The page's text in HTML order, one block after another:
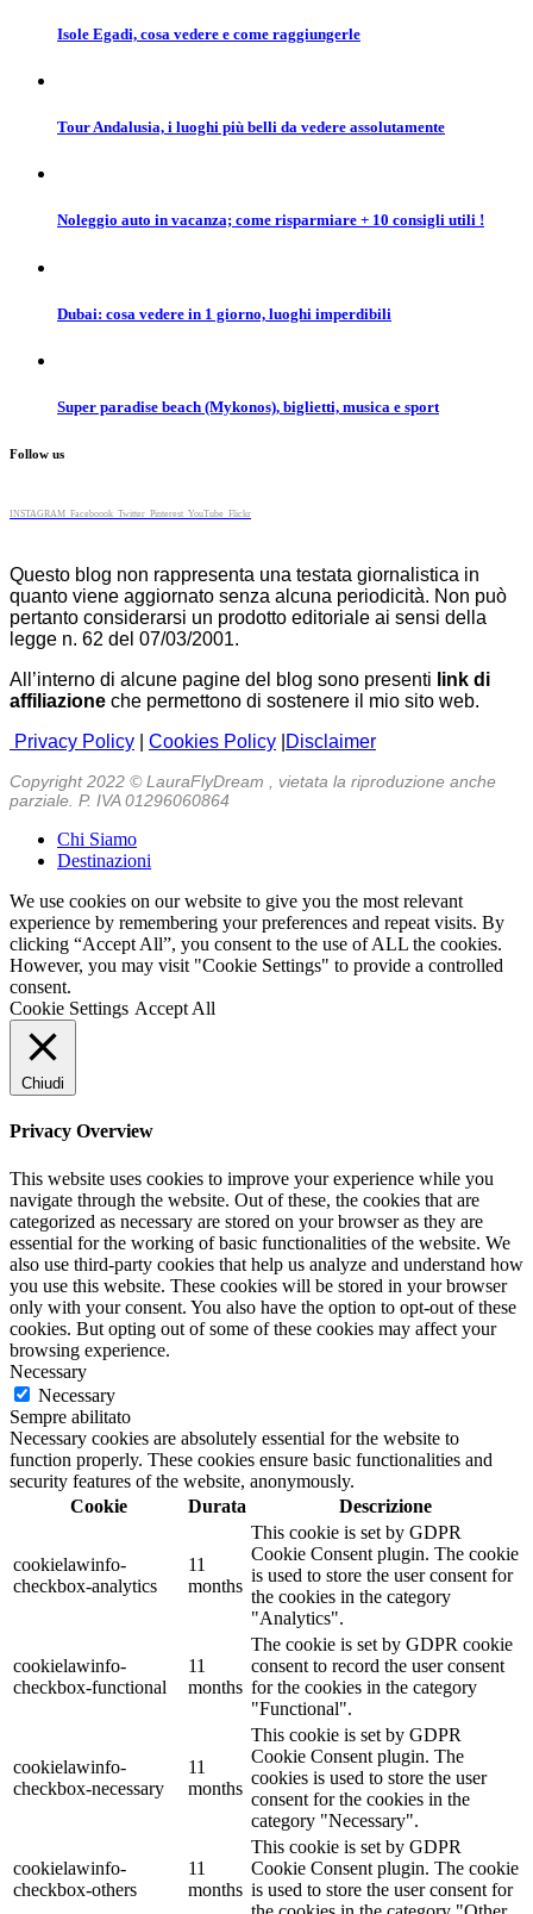
Isole Egadi, cosa vedere e come raggiungerle
Tour Andalusia, i luoghi più belli da vedere assolutamente
Noleggio auto in vacanza; come risparmiare + 10 consigli utili !
Dubai: cosa vedere in 1 giorno, luoghi imperdibili
Super paradise beach (Mykonos), biglietti, musica e sport
Follow us
INSTAGRAM Faceboook Twitter Pinterest YouTube Flickr
Questo blog non rappresenta una testata giornalistica in
quanto viene aggiornato senza alcuna periodicità. Non può
pertanto considerarsi un prodotto editoriale ai sensi della
legge n. 62 del 07/03/2001.
All’interno di alcune pagine del blog sono presenti link di
affiliazione che permettono di sostenere il mio sito web.
Privacy Policy
Cookies Policy Disclaimer
Copyright 2022 © LauraFlyDream , vietata la riproduzione anche
parziale. P. IVA 01296060864
Chi Siamo
Destinazioni
We use cookies on our website to give you the most relevant
experience by remembering your preferences and repeat visits. By
clicking “Accept All”, you consent to the use of ALL the cookies.
However, you may visit "Cookie Settings" to provide a controlled
consent.
Cookie Settings Accept All
Chiudi
Privacy Overview
This website uses cookies to improve your experience while you
navigate through the website. Out of these, the cookies that are
categorized as necessary are stored on your browser as they are
essential for the working of basic functionalities of the website. We
also use third-party cookies that help us analyze and understand how
you use this website. These cookies will be stored in your browser
only with your consent. You also have the option to opt-out of these
cookies. But opting out of some of these cookies may affect your
browsing experience.
Necessary
Necessary
Sempre abilitato
Necessary cookies are absolutely essential for the website to
function properly. These cookies ensure basic functionalities and
security features of the website, anonymously.
Cookie
Durata Descrizione
cookielawinfo-
checkbox-analytics
11
months
This cookie is set by GDPR
Cookie Consent plugin. The cookie
is used to store the user consent for
the cookies in the category
"Analytics".
cookielawinfo-
checkbox-functional
11
months
The cookie is set by GDPR cookie
consent to record the user consent
for the cookies in the category
"Functional".
cookielawinfo-
checkbox-necessary
11
months
This cookie is set by GDPR
Cookie Consent plugin. The
cookies is used to store the user
consent for the cookies in the
category "Necessary".
cookielawinfo-
checkbox-others
11
months
This cookie is set by GDPR
Cookie Consent plugin. The cookie
is used to store the user consent for